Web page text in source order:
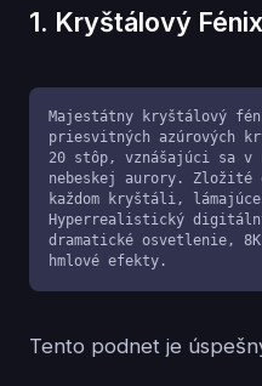
1. Kryštálový Fénix
Majestátny kryštálový
priesvitných azúrových
20 stôp, vznášajúci sa v
nebeskej aurory. Zložité
každom kryštáli,
Hyperrealistický
dramatické osvetlenie,
hmlové efekty.
Tento podnet je